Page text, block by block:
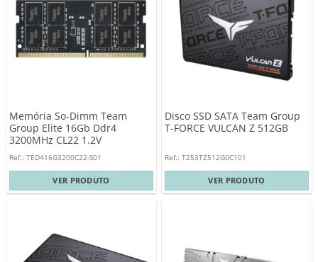
Memória So-Dimm Team
Group Elite 16Gb Ddr4
3200MHz CL22 1.2V
Ref.: TED416G3200C22-S01
VER PRODUTO
Disco SSD SATA Team Group
T-FORCE VULCAN Z 512GB
Ref.: T253TZ512G0C101
VER PRODUTO